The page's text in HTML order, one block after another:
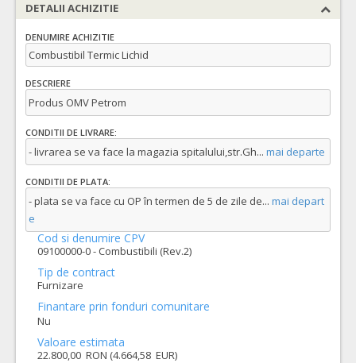
DETALII ACHIZITIE
DENUMIRE ACHIZITIE
Combustibil Termic Lichid
DESCRIERE
Produs OMV Petrom
CONDITII DE LIVRARE:
- livrarea se va face la magazia spitalului,str.Gh... mai departe
CONDITII DE PLATA:
- plata se va face cu OP în termen de 5 de zile de... mai depart
e
Cod si denumire CPV
09100000-0 - Combustibili (Rev.2)
Tip de contract
Furnizare
Finantare prin fonduri comunitare
Nu
Valoare estimata
22.800,00 RON (4.664,58 EUR)